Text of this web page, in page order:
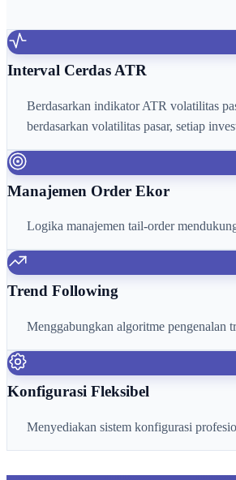
Interval Cerdas ATR
Berdasarkan indikator ATR volatilitas
berdasarkan volatilitas pasar, setiap
Manajemen Order Ekor
Logika manajemen tail-order
Trend Following
Menggabungkan algoritme pengenalan
Konfigurasi Fleksibel
Menyediakan sistem konfigurasi